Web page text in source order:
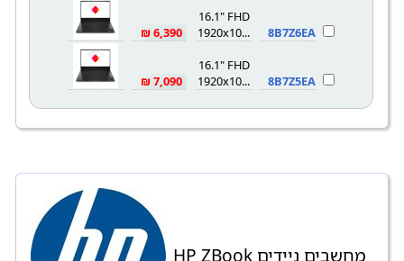
8B7Z6EA
16.1" FHD
1920x1080
6,390 ₪
8B7Z5EA
16.1" FHD
1920x1080
7,090 ₪
מחשבים ניידים HP ZBook